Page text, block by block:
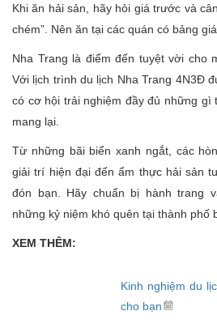
Khi ăn hải sản, hãy hỏi giá trước và
chém”. Nên ăn tại các quán có bảng
Nha Trang là điểm đến tuyệt vời cho
Với lịch trình du lịch Nha Trang 4N3Đ
có cơ hội trải nghiệm đầy đủ những gì
mang lại.
Từ những bãi biển xanh ngắt, các
giải trí hiện đại đến ẩm thực hải sản
đón bạn. Hãy chuẩn bị hành trang
những kỷ niệm khó quên tại thành phố
XEM THÊM:
Kinh nghiệm du
cho bạn